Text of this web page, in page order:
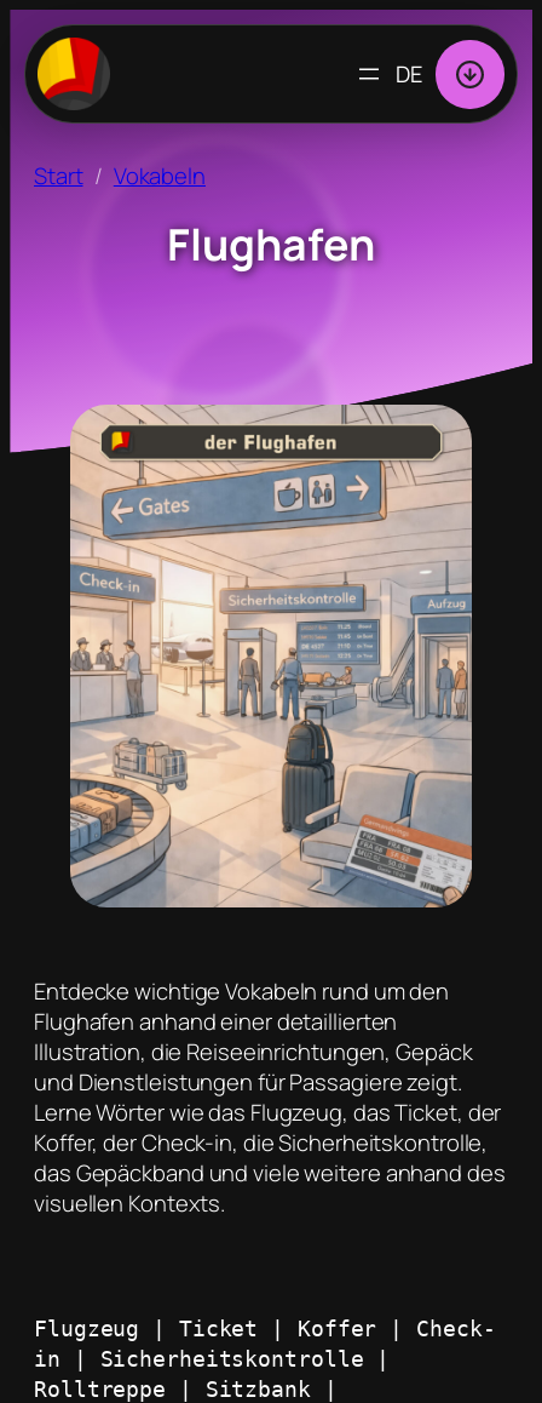
SPRACHE
AUSWÄHLEN
Start Vokabeln
Flughafen
Entdecke wichtige Vokabeln rund um den
Flughafen anhand einer detaillierten
Illustration, die Reiseeinrichtungen, Gepäck
und Dienstleistungen für Passagiere zeigt.
Lerne Wörter wie das Flugzeug, das Ticket, der
Koffer, der Check-in, die Sicherheitskontrolle,
das Gepäckband und viele weitere anhand des
visuellen Kontexts.
Flugzeug | Ticket | Koffer | Check-
in | Sicherheitskontrolle |
Rolltreppe | Sitzbank |